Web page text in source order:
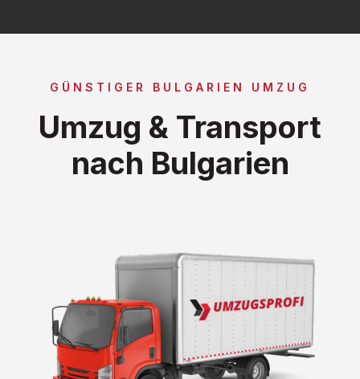
GÜNSTIGER BULGARIEN UMZUG
Umzug & Transport
nach Bulgarien